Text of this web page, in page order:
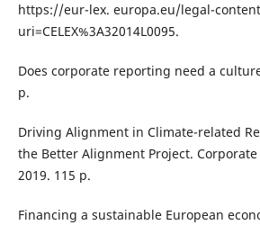
https://eur-lex. europa.eu/legal-
uri=CELEX%3A32014L0095.
Does corporate reporting need a
p.
Driving Alignment in Climate-related
the Better Alignment Project.
2019. 115 p.
Financing a sustainable European